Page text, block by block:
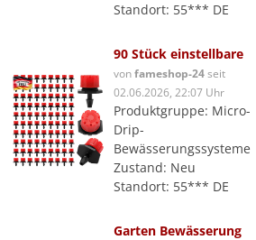
Standort: 55*** DE
90 Stück einstellbare
vonfameshop-24seit
02.06.2026, 22:07 Uhr
Produktgruppe: Micro-
Drip-
Bewässerungssysteme
Zustand: Neu
Standort: 55*** DE
Garten Bewässerung